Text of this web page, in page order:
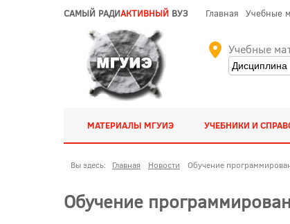
САМЫЙ РАДИАКТИВНЫЙ ВУЗ Главная Учебные
Учебные
МАТЕРИАЛЫ МГУИЭ УЧЕБНИКИ И
Вы здесь: Главная Новости Обучение
Обучение